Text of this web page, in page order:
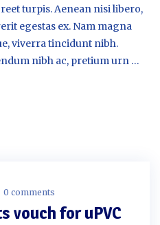
turpis. Aenean nisi libero,
egestas ex. Nam magna
viverra tincidunt nibh.
nibh ac, pretium urn …
0 comments
vouch for uPVC